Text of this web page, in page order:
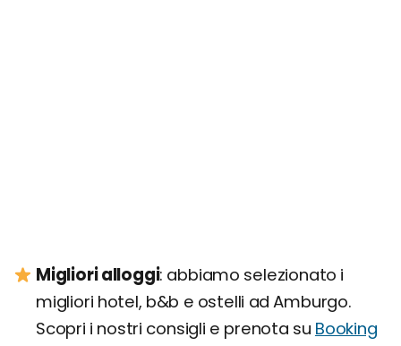
Migliori alloggi: abbiamo selezionato i
migliori hotel, b&b e ostelli ad Amburgo.
Scopri i nostri consigli e prenota su Booking